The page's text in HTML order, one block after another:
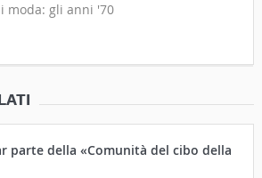
moda: gli anni '70
parte della «Comunità del cibo della